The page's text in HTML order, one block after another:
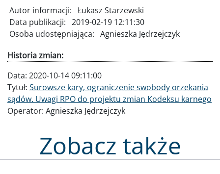
Autor informacji: Łukasz Starzewski
Data publikacji: 2019-02-19 12:11:30
Osoba udostępniająca: Agnieszka Jędrzejczyk
Historia zmian:
Data: 2020-10-14 09:11:00
Tytuł: Surowsze kary, ograniczenie swobody orzekania
sądów. Uwagi RPO do projektu zmian Kodeksu karnego
Operator: Agnieszka Jędrzejczyk
Zobacz także